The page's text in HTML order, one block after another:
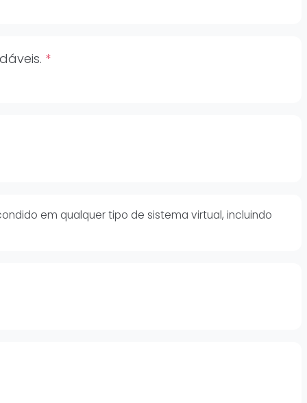
*
em qualquer tipo de sistema virtual, incluindo